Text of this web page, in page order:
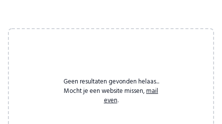
Geen resultaten gevonden helaas...
Mocht je een website missen, mail
even.